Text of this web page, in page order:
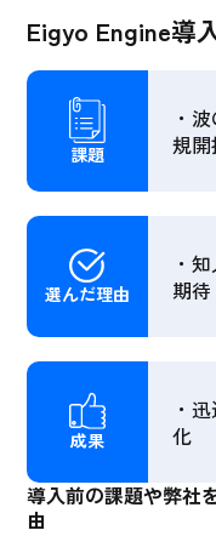
Eigyo Engine導
課題
・
規
選んだ理由
・
期待
成果
・
化
導入前の課題や弊社
由